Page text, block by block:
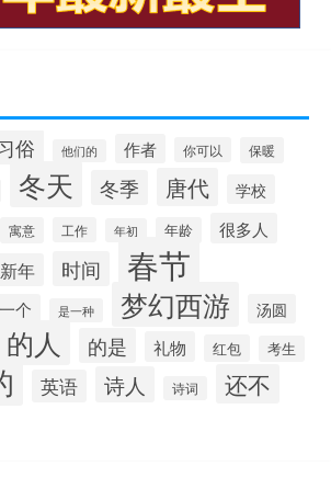
俗 他们的 作者 你可以 保暖
冬天 冬季 唐代 学校
寓意 工作 年初 年龄 很多人
新年 时间 春节
个 是一种 梦幻西游 汤圆
的人 的是 礼物 红包
考生
英语 诗人 诗词 还不